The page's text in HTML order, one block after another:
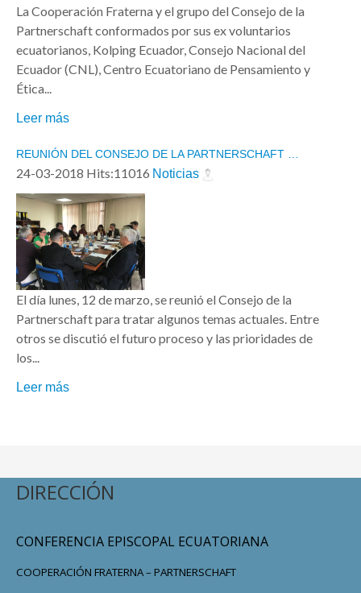
La Cooperación Fraterna y el grupo del Consejo de la
Partnerschaft conformados por sus ex voluntarios
ecuatorianos, Kolping Ecuador, Consejo Nacional del
Ecuador (CNL), Centro Ecuatoriano de Pensamiento y
Ética...
Leer más
REUNIÓN DEL CONSEJO DE LA PARTNERSCHAFT …
24-03-2018 Hits:11016 Noticias
El día lunes, 12 de marzo, se reunió el Consejo de la
Partnerschaft para tratar algunos temas actuales. Entre
otros se discutió el futuro proceso y las prioridades de
los...
Leer más
DIRECCIÓN
CONFERENCIA EPISCOPAL ECUATORIANA
COOPERACIÓN FRATERNA – PARTNERSCHAFT